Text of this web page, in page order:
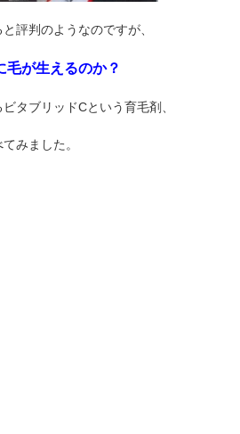
評判のようなのですが、
毛が生えるのか？
タブリッドCという育毛剤、
みました。